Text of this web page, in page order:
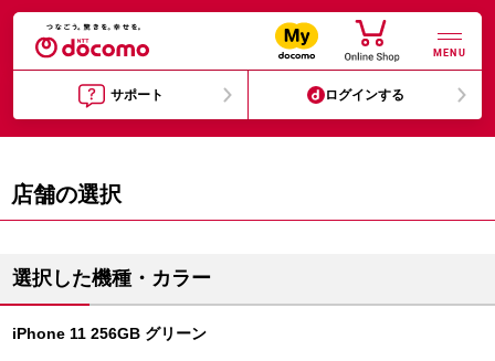
MENU
サポート ログインする
店舗の選択
選択した機種・カラー
iPhone 11 256GB グリーン